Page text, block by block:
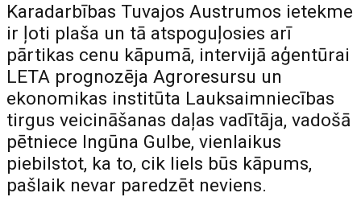
Karadarbības Tuvajos Austrumos ietekme
ir ļoti plaša un tā atspoguļosies arī
pārtikas cenu kāpumā, intervijā aģentūrai
LETA prognozēja Agroresursu un
ekonomikas institūta Lauksaimniecības
tirgus veicināšanas daļas vadītāja, vadošā
pētniece Ingūna Gulbe, vienlaikus
piebilstot, ka to, cik liels būs kāpums,
pašlaik nevar paredzēt neviens.